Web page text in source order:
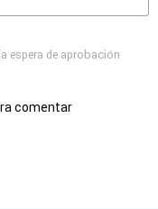
espera de aprobación
comentar